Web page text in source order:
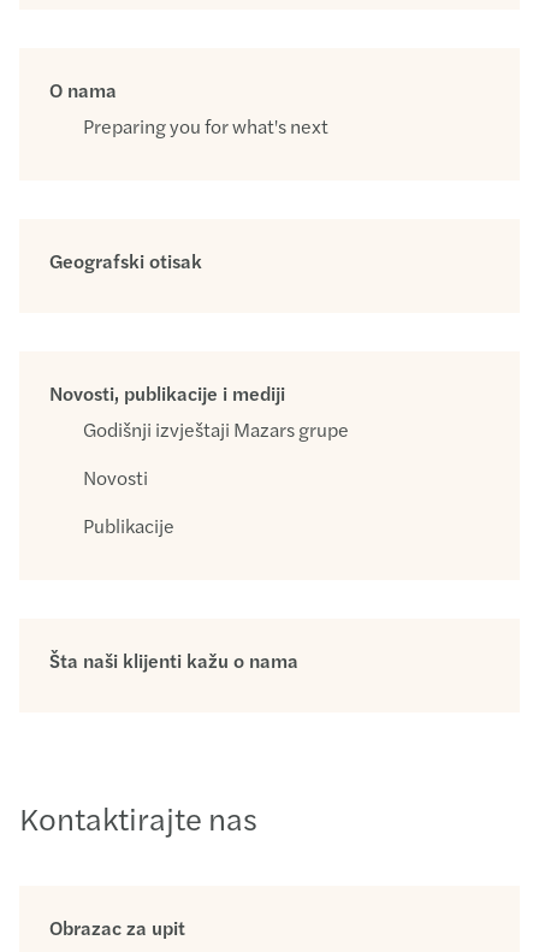
O nama
Preparing you for what's next
Geografski otisak
Novosti, publikacije i mediji
Godišnji izvještaji Mazars grupe
Novosti
Publikacije
Šta naši klijenti kažu o nama
Kontaktirajte nas
Obrazac za upit